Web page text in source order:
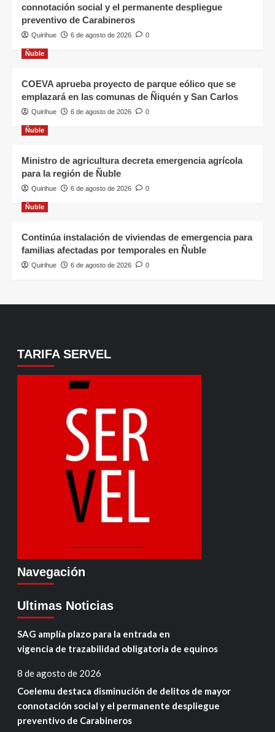
connotación social y el permanente despliegue
preventivo de Carabineros
Quirihue 6 de agosto de 2026 0
Ñuble
COEVA aprueba proyecto de parque eólico que se
emplazará en las comunas de Ñiquén y San Carlos
Quirihue 6 de agosto de 2026 0
Ñuble
Ministro de agricultura decreta emergencia agrícola
para la región de Ñuble
Quirihue 6 de agosto de 2026 0
Ñuble
Continúa instalación de viviendas de emergencia para
familias afectadas por temporales en Ñuble
Quirihue 6 de agosto de 2026 0
TARIFA SERVEL
Navegación
Ultimas Noticias
SAG amplía plazo para la entrada en
vigencia de trazabilidad obligatoria de equinos
8 de agosto de 2026
Coelemu destaca disminución de delitos de mayor
connotación social y el permanente despliegue
preventivo de Carabineros